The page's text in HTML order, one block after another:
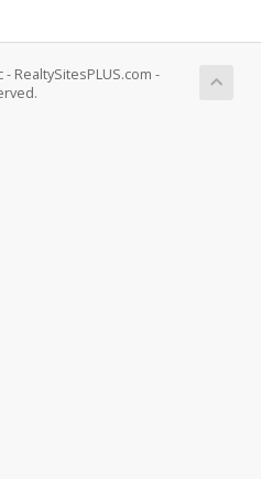
RealtySitesPLUS.com -